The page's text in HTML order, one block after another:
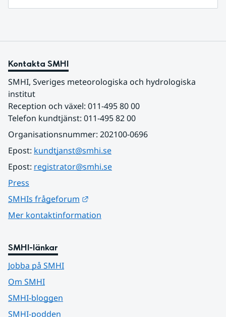
Kontakta SMHI
SMHI, Sveriges meteorologiska och hydrologiska
institut
Reception och växel: 011-495 80 00
Telefon kundtjänst: 011-495 82 00
Organisationsnummer: 202100-0696
Epost: kundtjanst@smhi.se
Epost: registrator@smhi.se
Press
SMHIs frågeforum
Mer kontaktinformation
SMHI-länkar
Jobba på SMHI
Om SMHI
SMHI-bloggen
SMHI-podden